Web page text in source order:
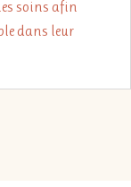
soins afin
dans leur